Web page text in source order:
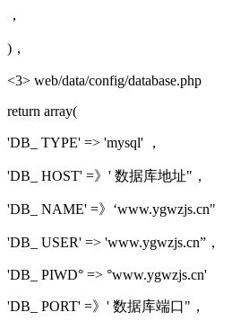
，
)，
<3> web/data/config/database.php
return array(
'DB_ TYPE' => 'mysql' ，
'DB_ HOST' =》' 数据库地址"，
'DB_ NAME' =》‘www.ygwzjs.cn"
'DB_ USER' => 'www.ygwzjs.cn”，
'DB_ PIWD° => °www.ygwzjs.cn'
'DB_ PORT' =》' 数据库端口"，